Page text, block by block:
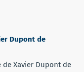
Dupont de
Xavier Dupont de